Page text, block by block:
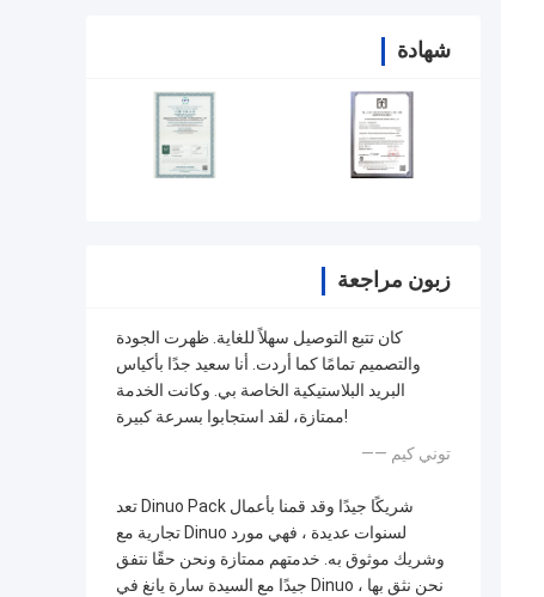
شهادة
زبون مراجعة
كان تتبع التوصيل سهلاً للغاية. ظهرت الجودة
والتصميم تمامًا كما أردت. أنا سعيد جدًا بأكياس
البريد البلاستيكية الخاصة بي. وكانت الخدمة
ممتازة، لقد استجابوا بسرعة كبيرة!
—— توني كيم
تعد Dinuo Pack شريكًا جيدًا وقد قمنا بأعمال
تجارية مع Dinuo لسنوات عديدة ، فهي مورد
وشريك موثوق به. خدمتهم ممتازة ونحن حقًا نتفق
جيدًا مع السيدة سارة يانغ في Dinuo ، نحن نثق بها